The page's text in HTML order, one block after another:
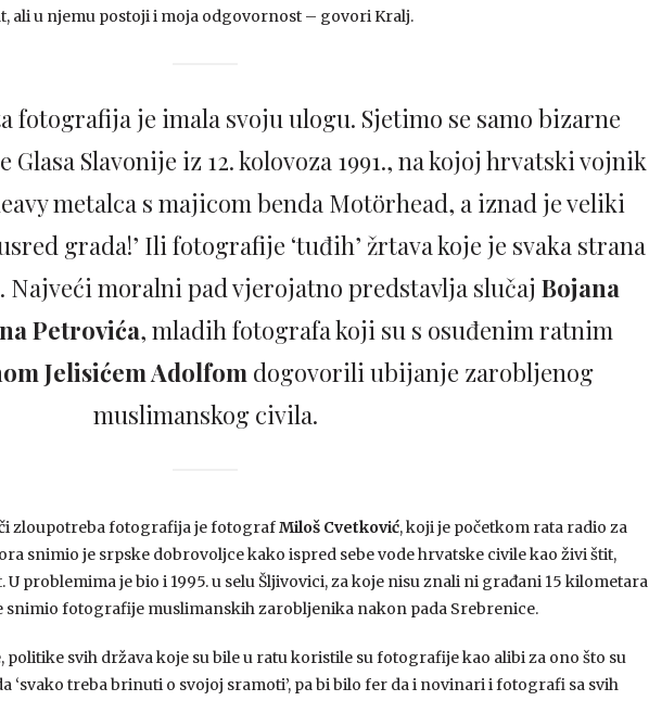
ali u njemu postoji i moja odgovornost – govori Kralj.
fotografija je imala svoju ulogu. Sjetimo se samo bizarne
Slavonije iz 12. kolovoza 1991., na kojoj hrvatski vojnik
metalca s majicom benda Motörhead, a iznad je veliki
grada!’ Ili fotografije ‘tuđih’ žrtava koje je svaka strana
Najveći moralni pad vjerojatno predstavlja slučaj Bojana
Petrovića, mladih fotografa koji su s osuđenim ratnim
Jelisićem Adolfom dogovorili ubijanje zarobljenog
muslimanskog civila.
zloupotreba fotografija je fotografMiloš Cvetković, koji je početkom rata radio za
snimio je srpske dobrovoljce kako ispred sebe vode hrvatske civile kao živi štit,
problemima je bio i 1995. u selu Šljivovici, za koje nisu znali ni građani 15 kilometara
snimio fotografije muslimanskih zarobljenika nakon pada Srebrenice.
politike svih država koje su bile u ratu koristile su fotografije kao alibi za ono što su
‘svako treba brinuti o svojoj sramoti’, pa bi bilo fer da i novinari i fotografi sa svih